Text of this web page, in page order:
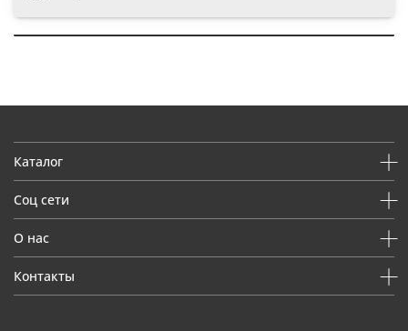
Каталог
Соц сети
О нас
Контакты